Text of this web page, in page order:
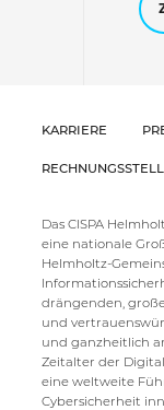
KARRIERE
Das CISPA
eine nationale
Helmholtz-
drängenden,
und
und ganzheitlich
Zeitalter der
eine weltweite
Cybersicherheit